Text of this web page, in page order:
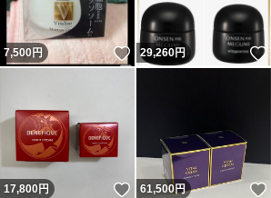
いね！
7,500円 いいね！
29,260円
いね！
17,800円 いいね！
61,500円